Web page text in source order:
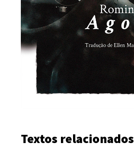
Textos relacionados